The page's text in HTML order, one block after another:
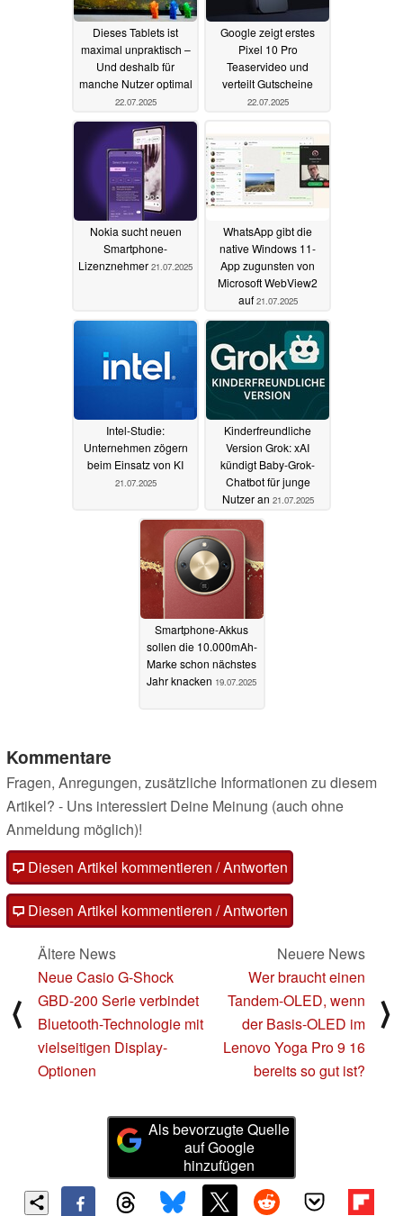
Dieses Tablets ist
maximal unpraktisch –
Und deshalb für
manche Nutzer optimal
22.07.2025
Google zeigt erstes
Pixel 10 Pro
Teaservideo und
verteilt Gutscheine
22.07.2025
Nokia sucht neuen
Smartphone-
Lizenznehmer 21.07.2025
WhatsApp gibt die
native Windows 11-
App zugunsten von
Microsoft WebView2
auf 21.07.2025
Intel-Studie:
Unternehmen zögern
beim Einsatz von KI
21.07.2025
Kinderfreundliche
Version Grok: xAI
kündigt Baby-Grok-
Chatbot für junge
Nutzer an 21.07.2025
Smartphone-Akkus
sollen die 10.000mAh-
Marke schon nächstes
Jahr knacken 19.07.2025
Kommentare
Fragen, Anregungen, zusätzliche Informationen zu diesem
Artikel? - Uns interessiert Deine Meinung (auch ohne
Anmeldung möglich)!
Diesen Artikel kommentieren / Antworten
Diesen Artikel kommentieren / Antworten
⟨
Ältere News
Neue Casio G-Shock
GBD-200 Serie verbindet
Bluetooth-Technologie mit
vielseitigen Display-
Optionen
Neuere News
Wer braucht einen
Tandem-OLED, wenn
der Basis-OLED im
Lenovo Yoga Pro 9 16
bereits so gut ist?
⟩
Als bevorzugte Quelle
auf Google
hinzufügen